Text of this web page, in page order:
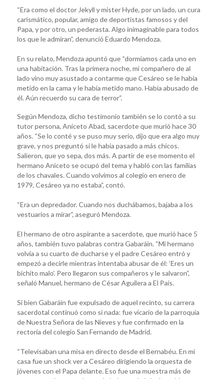
“Era como el doctor Jekyll y mister Hyde, por un lado, un cura
carismático, popular, amigo de deportistas famosos y del
Papa, y por otro, un pederasta. Algo inimaginable para todos
los que le admiran”, denunció Eduardo Mendoza.
En su relato, Mendoza apuntó que “dormíamos cada uno en
una habitación. Tras la primera noche, mi compañero de al
lado vino muy asustado a contarme que Cesáreo se le había
metido en la cama y le había metido mano. Había abusado de
él. Aún recuerdo su cara de terror”.
Según Mendoza, dicho testimonio también se lo contó a su
tutor persona, Aniceto Abad, sacerdote que murió hace 30
años. “Se lo conté y se puso muy serio, dijo que era algo muy
grave, y nos preguntó si le había pasado a más chicos.
Salieron, que yo sepa, dos más. A partir de ese momento el
hermano Aniceto se ocupó del tema y habló con las familias
de los chavales. Cuando volvimos al colegio en enero de
1979, Cesáreo ya no estaba”, contó.
“Era un depredador. Cuando nos duchábamos, bajaba a los
vestuarios a mirar”, aseguró Mendoza.
El hermano de otro aspirante a sacerdote, que murió hace 5
años, también tuvo palabras contra Gabaráin. “Mi hermano
volvía a su cuarto de ducharse y el padre Cesáreo entró y
empezó a decirle mientras intentaba abusar de él: ‘Eres un
bichito malo’. Pero llegaron sus compañeros y le salvaron”,
señaló Manuel, hermano de César Aguilera a El País.
Si bien Gabaráin fue expulsado de aquel recinto, su carrera
sacerdotal continuó como si nada: fue vicario de la parroquia
de Nuestra Señora de las Nieves y fue confirmado en la
rectoría del colegio San Fernando de Madrid.
“Televisaban una misa en directo desde el Bernabéu. En mi
casa fue un shock ver a Cesáreo dirigiendo la orquesta de
jóvenes con el Papa delante. Eso fue una muestra más de